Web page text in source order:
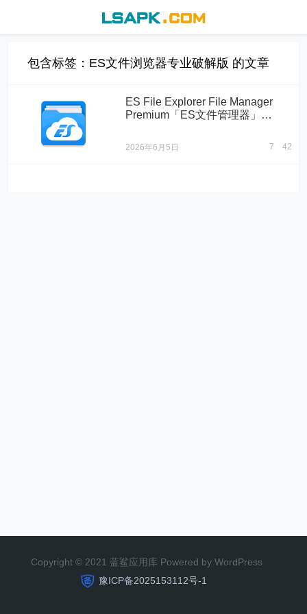
包含标签：ES文件浏览器专业破解版 的文章
ES File Explorer File Manager
Premium「ES文件管理器」
2026年6月5日 7 42
Copyright © 2021 蓝鲨应用库 Powered by WordPress
豫ICP备2025153112号-1